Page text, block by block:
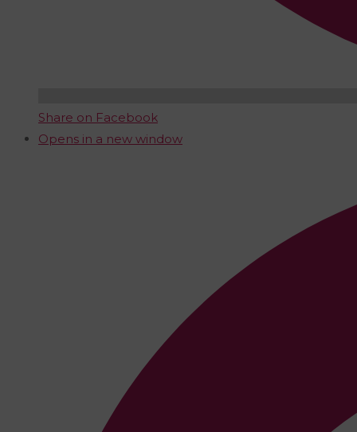
Share on Facebook
Opens in a new window